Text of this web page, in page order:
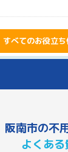
すべてのお役立
阪南市の不
よくあ